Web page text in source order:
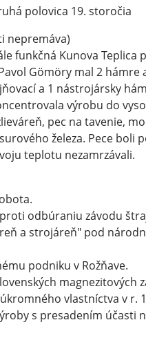
polovica 19. storočia
nepremáva)
funkčná Kunova Teplica
Gömöry mal 2 hámre
a 1 nástrojársky
výrobu do
pec na tavenie,
železa. Pece boli
teplotu nezamrzávali.
odbúraniu závodu
a strojáreň" pod
podniku v Rožňave.
magnezitových
vlastníctva v r.
s presadením účasti